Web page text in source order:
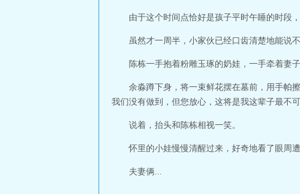
由于这个时间点恰好是孩子平时午睡的时段
虽然才一周半，小家伙已经口齿清楚地能说
陈栋一手抱着粉雕玉琢的奶娃，一手牵着妻
余淼蹲下身，将一束鲜花摆在墓前，用手帕
我们没有做到，但您放心，这将是我这辈子最不
说着，抬头和陈栋相视一笑。
怀里的小娃慢慢清醒过来，好奇地看了眼周
夫妻俩...